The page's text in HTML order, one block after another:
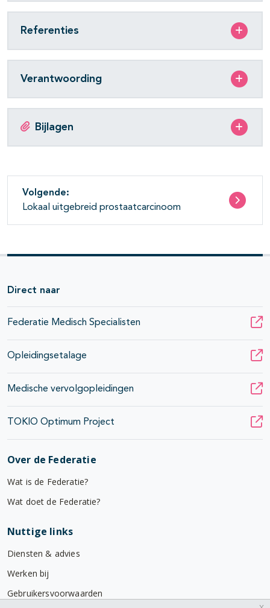
Referenties
Verantwoording
Bijlagen
Volgende:
Lokaal uitgebreid prostaatcarcinoom
Direct naar
Federatie Medisch Specialisten
Opleidingsetalage
Medische vervolgopleidingen
TOKIO Optimum Project
Over de Federatie
Wat is de Federatie?
Wat doet de Federatie?
Nuttige links
Diensten & advies
Werken bij
Gebruikersvoorwaarden